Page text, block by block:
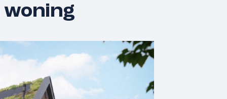
woning